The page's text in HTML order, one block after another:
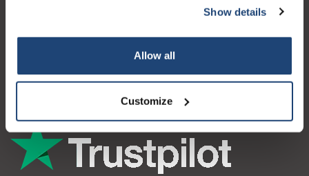
Show details
Allow all
Customize
Contactgegevens